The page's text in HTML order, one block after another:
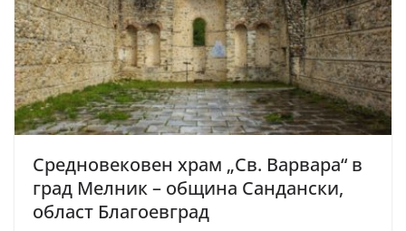
Средновековен храм „Св. Варвара“ в
град Мелник – община Сандански,
област Благоевград